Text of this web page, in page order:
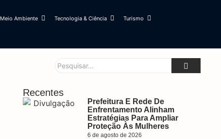
Meio Ambiente Tecnologia & Ciência Turismo
Recentes
Prefeitura E Rede De
Enfrentamento Alinham
Estratégias Para Ampliar
Proteção Às Mulheres
6 de agosto de 2026